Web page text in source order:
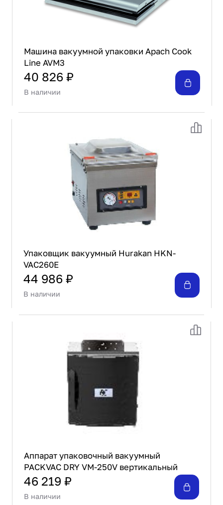
Машина вакуумной упаковки Apach Cook
Line AVM3
40 826 ₽
В наличии
Упаковщик вакуумный Hurakan HKN-
VAC260E
44 986 ₽
В наличии
Аппарат упаковочный вакуумный
PACKVAC DRY VM-250V вертикальный
46 219 ₽
В наличии